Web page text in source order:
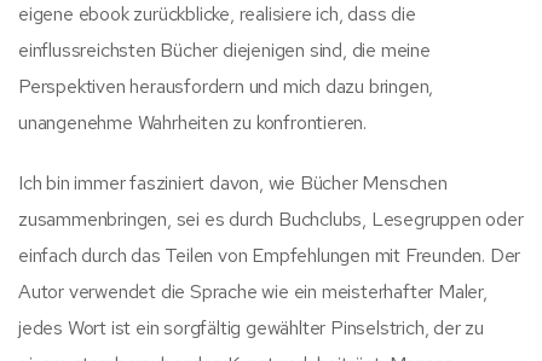
eigene ebook zurückblicke, realisiere ich, dass die
einflussreichsten Bücher diejenigen sind, die meine
Perspektiven herausfordern und mich dazu bringen,
unangenehme Wahrheiten zu konfrontieren.
Ich bin immer fasziniert davon, wie Bücher Menschen
zusammenbringen, sei es durch Buchclubs, Lesegruppen oder
einfach durch das Teilen von Empfehlungen mit Freunden. Der
Autor verwendet die Sprache wie ein meisterhafter Maler,
jedes Wort ist ein sorgfältig gewählter Pinselstrich, der zu